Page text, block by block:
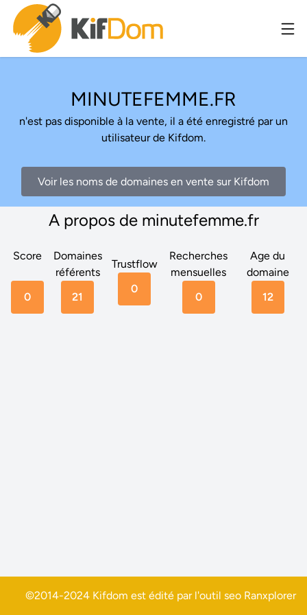
MINUTEFEMME.FR
n'est pas disponible à la vente, il a été enregistré par un
utilisateur de Kifdom.
Voir les noms de domaines en vente sur Kifdom
A propos de minutefemme.fr
Score
0
Domaines
référents
21
Trustflow
0
Recherches
mensuelles
0
Age du
domaine
12
©2014-2024 Kifdom est édité par l'outil seo Ranxplorer